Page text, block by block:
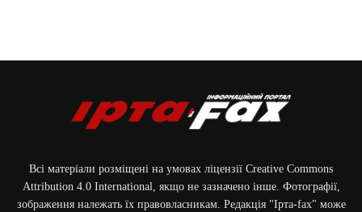
Всі матеріали розміщені на умовах ліцензії Creative Commons
Attribution 4.0 International, якщо не зазначено інше. Фотографії,
зображення належать їх правовласникам. Редакція "Ірта-fax" може